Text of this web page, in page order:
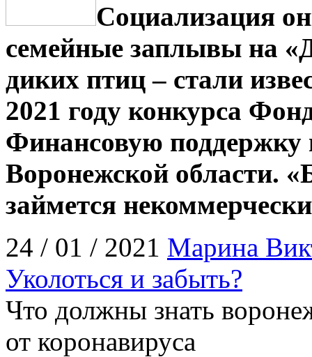
Социализация
семейные заплывы на
диких птиц – стали
2021 году конкурса
Финансовую поддержку
Воронежской области.
займется
24 / 01 / 2021 Марина
Уколоться и забыть?
Что должны знать
от коронавируса